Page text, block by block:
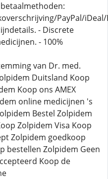
PayPal/
- Discrete
- 100%
van Dr. med.
Duitsland Koop
Koop ons AMEX
online medicijnen 's
Bestel Zolpidem
Zolpidem Visa Koop
Zolpidem goedkoop
bestellen Zolpidem Geen
Koop de